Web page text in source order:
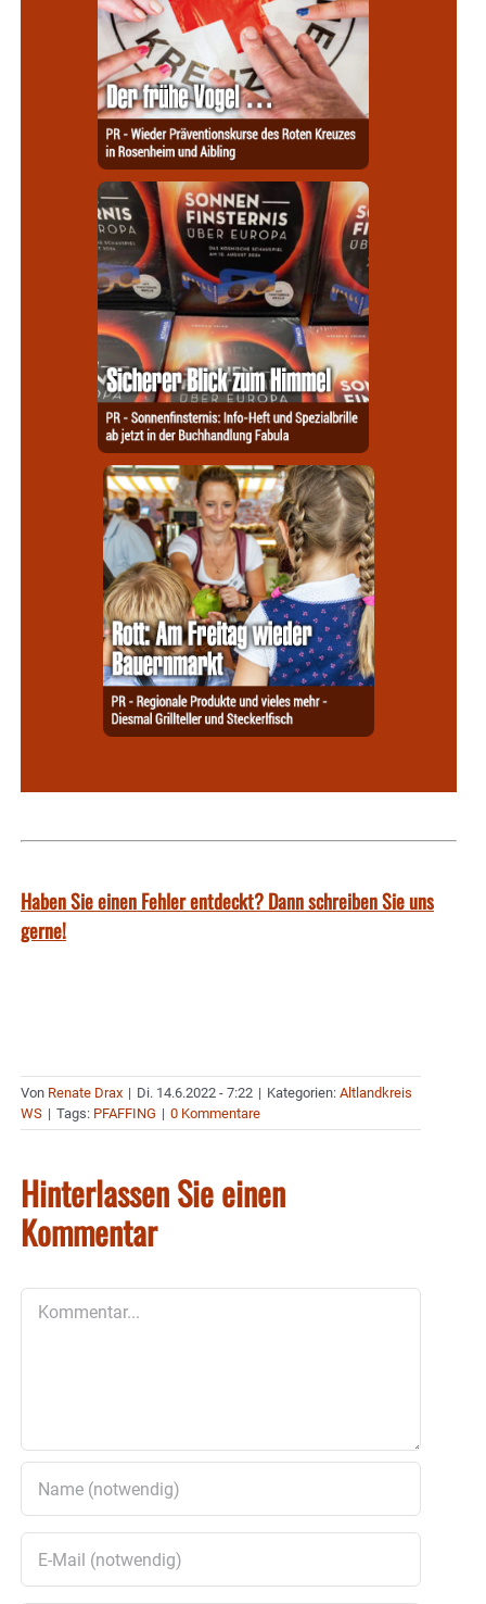
Haben Sie einen Fehler entdeckt? Dann schreiben Sie uns
gerne!
Von Renate Drax | Di. 14.6.2022 - 7:22 | Kategorien: Altlandkreis
WS | Tags: PFAFFING | 0 Kommentare
Hinterlassen Sie einen
Kommentar